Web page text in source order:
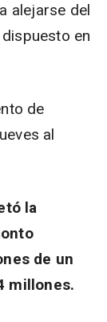
alejarse del
en
de
al
la
de un
millones.